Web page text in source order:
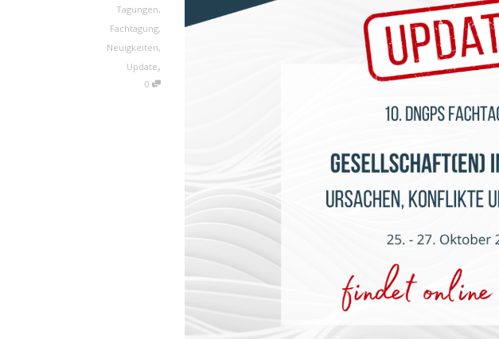
Tagungen,
Fachtagung,
Neuigkeiten,
Update,
0